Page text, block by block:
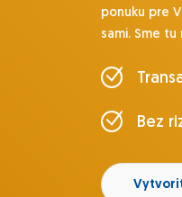
ponuku pre
sami. Sme
Bez